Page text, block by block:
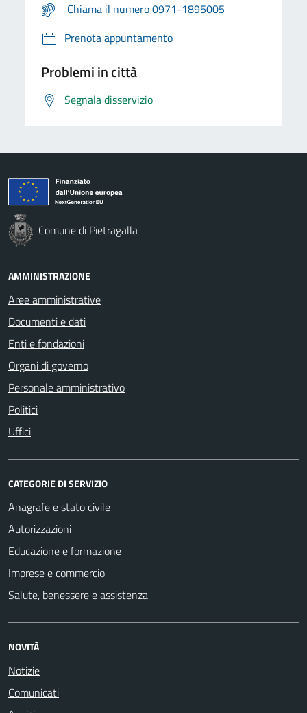
Chiama il numero 0971-1895005
Prenota appuntamento
Problemi in città
Segnala disservizio
Comune di Pietragalla
AMMINISTRAZIONE
Aree amministrative
Documenti e dati
Enti e fondazioni
Organi di governo
Personale amministrativo
Politici
Uffici
CATEGORIE DI SERVIZIO
Anagrafe e stato civile
Autorizzazioni
Educazione e formazione
Imprese e commercio
Salute, benessere e assistenza
NOVITÀ
Notizie
Comunicati